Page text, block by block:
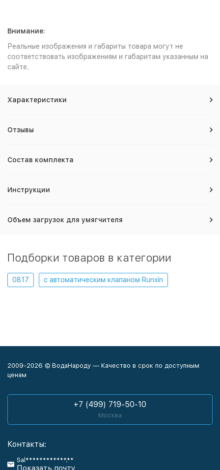
Внимание:
Реальные изображения и габариты товара могут не
соответствовать изображениям и габаритам указанным на
сайте.
Характеристики
Отзывы
Состав комплекта
Инструкции
Объем загрузок для умягчителя
Подборки товаров в категории
0817 с автоматическим клапаном Runxin
2009-2026 © ВодаНароду — Качество в срок по доступным
ценам
+7 (499) 719-50-10
Москва
Контакты:
Sal************.**
Показать почту